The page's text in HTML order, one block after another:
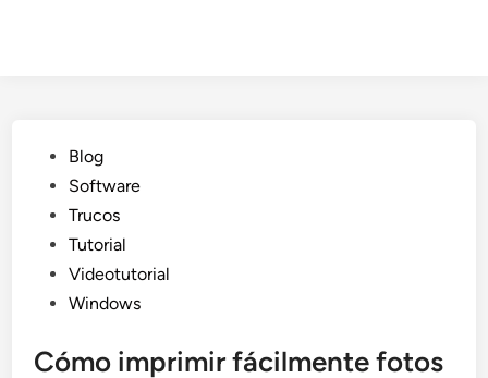
Publicado
en
Blog
Software
Trucos
Tutorial
Videotutorial
Windows
Cómo imprimir fácilmente fotos